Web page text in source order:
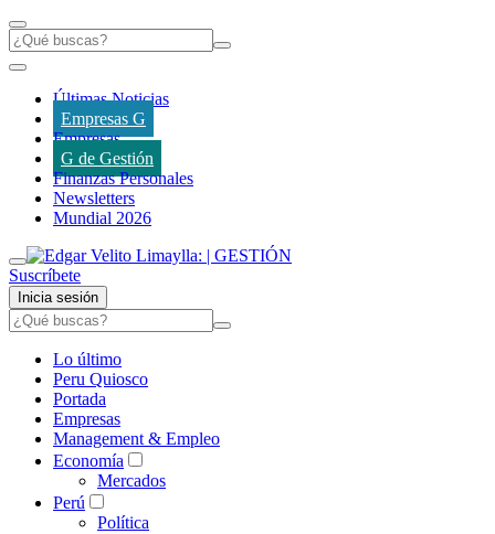
Últimas Noticias
Empresas G
Empresas
G de Gestión
Finanzas Personales
Newsletters
Mundial 2026
Suscríbete
Inicia sesión
Lo último
Peru Quiosco
Portada
Empresas
Management & Empleo
Economía
Mercados
Perú
Política